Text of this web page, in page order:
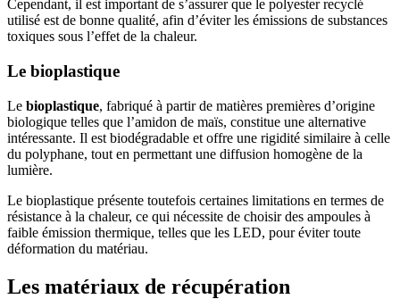
Cependant, il est important de s’assurer que le polyester recyclé
utilisé est de bonne qualité, afin d’éviter les émissions de substances
toxiques sous l’effet de la chaleur.
Le bioplastique
Le bioplastique, fabriqué à partir de matières premières d’origine
biologique telles que l’amidon de maïs, constitue une alternative
intéressante. Il est biodégradable et offre une rigidité similaire à celle
du polyphane, tout en permettant une diffusion homogène de la
lumière.
Le bioplastique présente toutefois certaines limitations en termes de
résistance à la chaleur, ce qui nécessite de choisir des ampoules à
faible émission thermique, telles que les LED, pour éviter toute
déformation du matériau.
Les matériaux de récupération